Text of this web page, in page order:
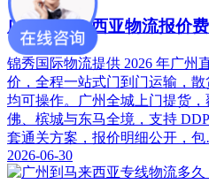
广州到马来西亚物流报价
锦秀国际物流提供 2026 年广州
价，全程一站式门到门运输，
均可操作。广州全城上门提货
佛、槟城与东马全境，支持
套通关方案，报价明细公开，
2026-06-30